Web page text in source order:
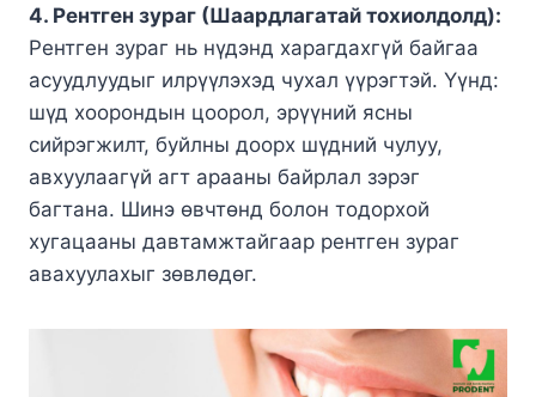
4. Рентген зураг (Шаардлагатай тохиолдолд):
Рентген зураг нь нүдэнд харагдахгүй байгаа
асуудлуудыг илрүүлэхэд чухал үүрэгтэй. Үүнд:
шүд хоорондын цоорол, эрүүний ясны
сийрэгжилт, буйлны доорх шүдний чулуу,
авхуулаагүй агт арааны байрлал зэрэг
багтана. Шинэ өвчтөнд болон тодорхой
хугацааны давтамжтайгаар рентген зураг
авахуулахыг зөвлөдөг.